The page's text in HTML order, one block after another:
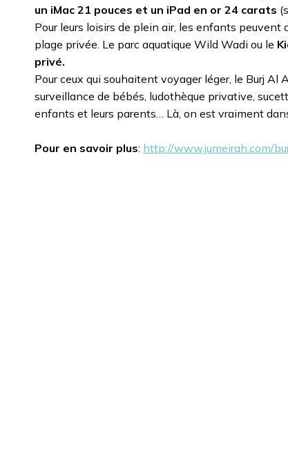
un iMac 21 pouces et un iPad en or 24 carats
Pour leurs loisirs de plein air, les enfants
plage privée. Le parc aquatique Wild Wadi ou le
privé.
Pour ceux qui souhaitent voyager léger, le Burj
surveillance de bébés, ludothèque privative,
enfants et leurs parents… Là, on est vraiment
Pour en savoir plus: http://www.jumeirah.com/